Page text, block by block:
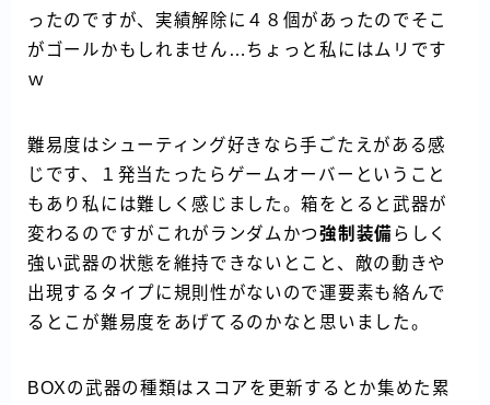
ったのですが、実績解除に４８個があったのでそこ
がゴールかもしれません…ちょっと私にはムリです
ｗ
難易度はシューティング好きなら手ごたえがある感
じです、１発当たったらゲームオーバーということ
もあり私には難しく感じました。箱をとると武器が
変わるのですがこれがランダムかつ強制装備 らしく
強い武器の状態を維持できないとこと、敵の動きや
出現するタイプに規則性がないので運要素も絡んで
るとこが難易度をあげてるのかなと思いました。
BOXの武器の種類はスコアを更新するとか集めた累